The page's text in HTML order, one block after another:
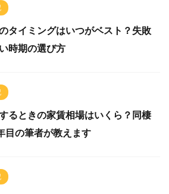
タイミングはいつがベスト？失敗
時期の選び方
るときの家賃相場はいくら？同棲
目の筆者が教えます